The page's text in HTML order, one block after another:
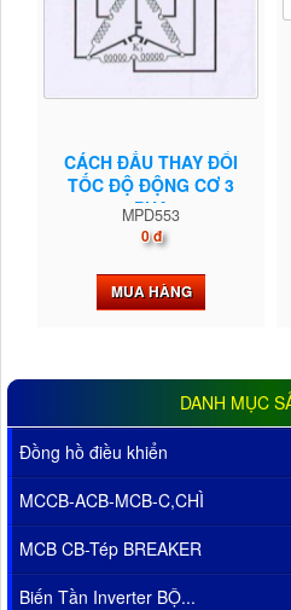
CÁCH ĐẤU THAY ĐỔI
TỐC ĐỘ ĐỘNG CƠ 3
PHA
MPD553
0 đ
MUA HÀNG
DANH MỤC
Đồng hồ điều khiển
MCCB-ACB-MCB-C,CHÌ
MCB CB-Tép BREAKER
Biến Tần Inverter BỘ...